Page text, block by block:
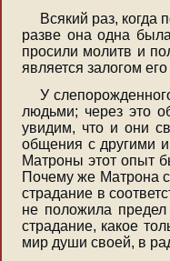
Всякий раз,
разве она одна
просили молитв и
является залогом его
У
людьми; через это
увидим, что и они
общения с другими
Матроны этот опыт
Почему же Матрона
страдание в
не положила
страдание, какое
мир души своей, в